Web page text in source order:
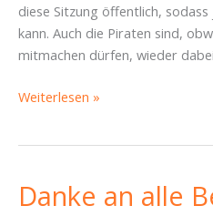
diese Sitzung öffentlich,
kann. Auch die Piraten sind,
mitmachen dürfen, wieder
Einladung
zum
nachfolgenden
Weiterlesen »
Danke an alle